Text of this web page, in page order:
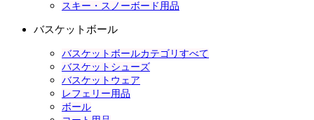
スキー・スノーボード用品
バスケットボール
バスケットボールカテゴリすべて
バスケットシューズ
バスケットウェア
レフェリー用品
ボール